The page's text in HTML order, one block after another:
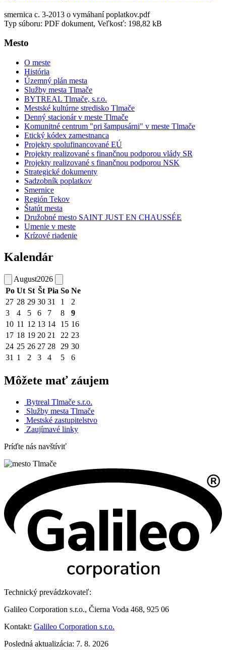
smernica c. 3-2013 o vymáhaní poplatkov.pdf
Typ súboru: PDF dokument, Veľkosť: 198,82 kB
Mesto
O meste
História
Územný plán mesta
Služby mesta Tlmače
BYTREAL Tlmače, s.r.o.
Mestské kultúrne stredisko Tlmače
Denný stacionár v meste Tlmače
Komunitné centrum "pri šampusárni" v meste Tlmače
Etický kódex zamestnanca
Projekty spolufinancované EÚ
Projekty realizované s finančnou podporou vlády SR
Projekty realizované s finančnou podporou NSK
Strategické dokumenty
Sadzobník poplatkov
Smernice
Región Tekov
Štatút mesta
Družobné mesto SAINT JUST EN CHAUSSÉE
Umenie v meste
Krízové riadenie
Kalendár
August2026
Po Ut St Št Pia So Ne
27 28 29 30 31 1
2
3
4 5 6 7 8
9
10 11 12 13 14 15 16
17 18 19 20 21 22 23
24 25 26 27 28 29 30
31 1 2 3 4 5 6
Môžete mať záujem
Bytreal Tlmače s.r.o.
Služby mesta Tlmače
Mestské zastupitelstvo
Zaujímavé linky
Príďte nás navštíviť
Technický prevádzkovateľ:
Galileo Corporation s.r.o., Čierna Voda 468, 925 06
Kontakt: Galileo Corporation s.r.o.
Posledná aktualizácia: 7. 8. 2026